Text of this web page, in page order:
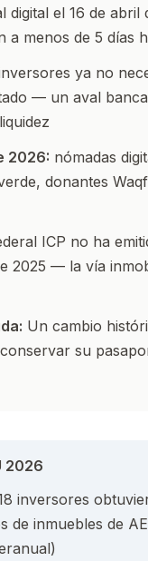
el 16 de abril
a menos de 5 días
ya no
— un aval
2026: nómadas
donantes
ICP no ha
2025 — la vía
Un cambio
su
2026
inversores
de inmuebles de